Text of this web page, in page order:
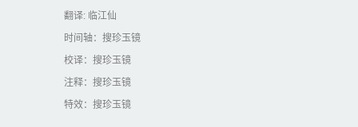
翻译: 临江仙
时间轴：搜珍玉镜
校译：搜珍玉镜
注释：搜珍玉镜
特效：搜珍玉镜